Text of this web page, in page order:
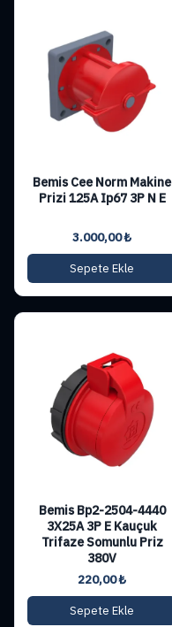
Bemis Cee Norm Makine
Prizi 125A Ip67 3P N E
3.000,00₺
Sepete Ekle
Bemis Bp2-2504-4440
3X25A 3P E Kauçuk
Trifaze Somunlu Priz
380V
220,00₺
Sepete Ekle